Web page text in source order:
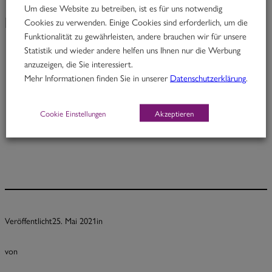
KW 21/21
Johnny Pepper
Portion 12,70
Veröffentlicht25. Mai 2021in
von
Um diese Website zu betreiben, ist es für uns notwendig
Cookies zu verwenden. Einige Cookies sind erforderlich, um die
Funktionalität zu gewährleisten, andere brauchen wir für unsere
Statistik und wieder andere helfen uns Ihnen nur die Werbung
anzuzeigen, die Sie interessiert.
Mehr Informationen finden Sie in unsererDatenschutzerklärung.
Cookie Einstellungen Akzeptieren